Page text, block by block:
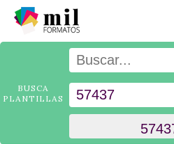
BUSCA
PLANTILLAS